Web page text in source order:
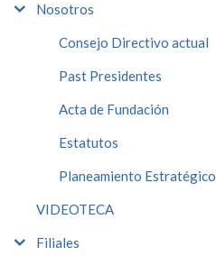
Nosotros
Consejo Directivo actual
Past Presidentes
Acta de Fundación
Estatutos
Planeamiento Estratégico
VIDEOTECA
Filiales